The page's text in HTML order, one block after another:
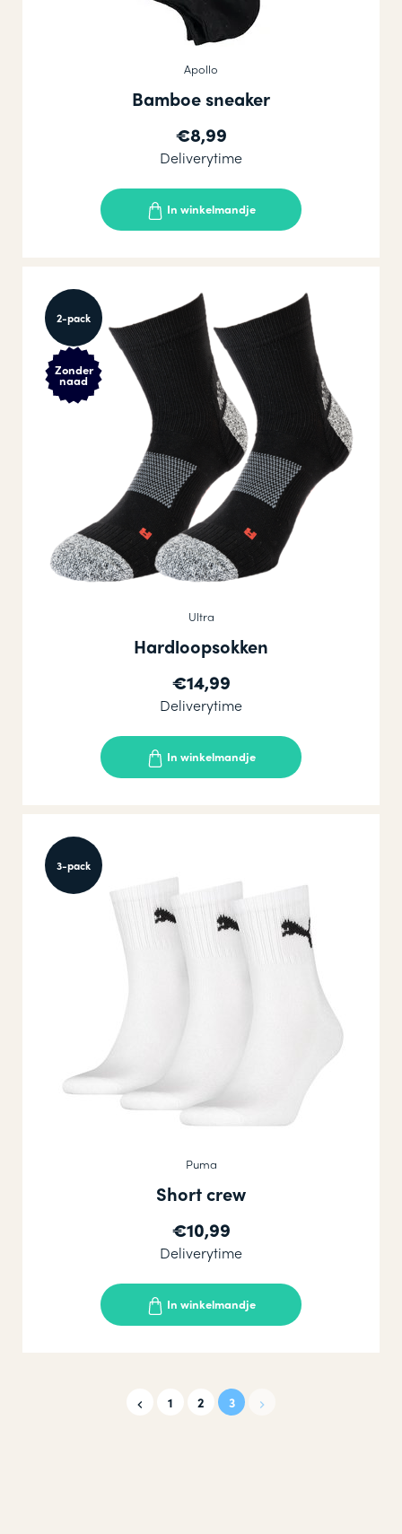
Apollo
Bamboe sneaker
€8,99
Deliverytime
In winkelmandje
2-pack
Zonder
naad
Ultra
Hardloopsokken
€14,99
Deliverytime
In winkelmandje
3-pack
Puma
Short crew
€10,99
Deliverytime
In winkelmandje
1 2 3